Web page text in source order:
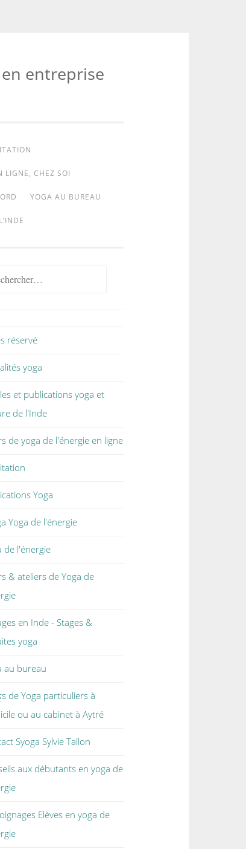
entreprise
LIGNE, CHEZ SOI
YOGA AU BUREAU
réservé
yoga
et publications yoga et
de l'Inde
de yoga de l'énergie en ligne
Yoga
Yoga de l'énergie
de l'énergie
& ateliers de Yoga de
en Inde - Stages &
yoga
au bureau
de Yoga particuliers à
ou au cabinet à Aytré
Syoga Sylvie Tallon
aux débutants en yoga de
Elèves en yoga de